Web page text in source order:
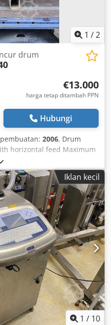
1 /2
drum
€13.000
harga tetap ditambah PPN
Hubungi
2006, Drum
horizontal feed Maximum
infeed height: 140 mm
kW Equipped with
speed No vibrating chute
Iklan kecil
1 / 10